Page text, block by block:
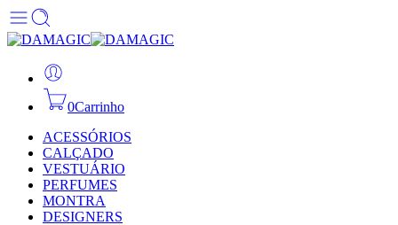
0Carrinho
ACESSÓRIOS
CALÇADO
VESTUÁRIO
PERFUMES
MONTRA
DESIGNERS